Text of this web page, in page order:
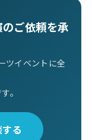
ご依頼を承
ツイベントに全
。
る